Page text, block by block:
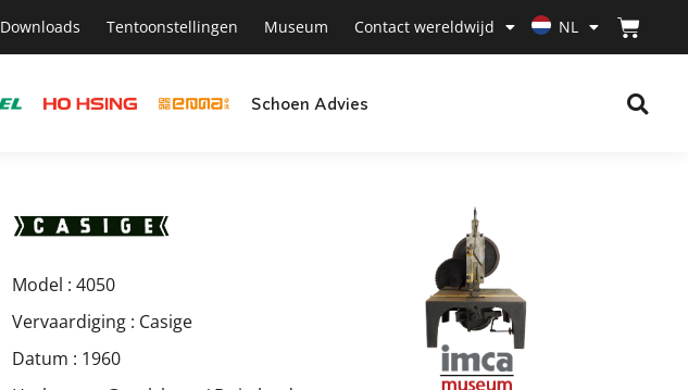
Downloads Tentoonstellingen Museum Contact wereldwijd NL
Schoen Advies
Model : 4050
Vervaardiging : Casige
Datum : 1960